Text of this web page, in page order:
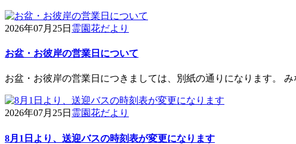
2026年07月25日 霊園花だより
お盆・お彼岸の営業日について
お盆・お彼岸の営業日につきましては、別紙の通りになります。
2026年07月25日 霊園花だより
8月1日より、送迎バスの時刻表が変更になります